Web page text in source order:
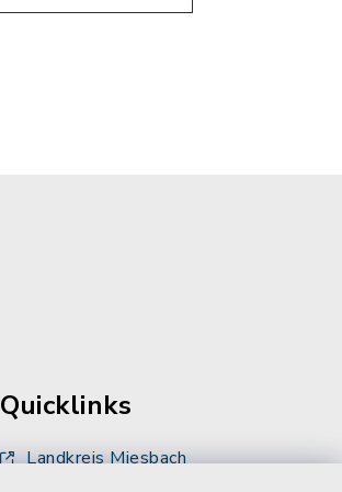
Quicklinks
Landkreis Miesbach